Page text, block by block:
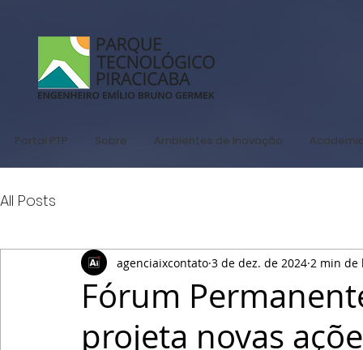
Portal PTP Sobre Ambientes de Inovação
All Posts
Fórum
projeta novas
agenciaixcontato 3 de dez. de 2024 2 min de